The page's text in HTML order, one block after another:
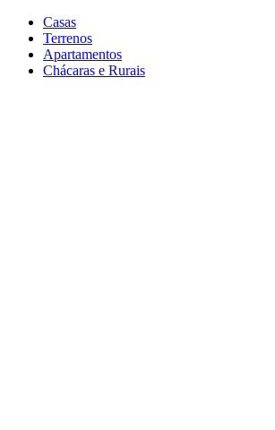
Casas
Terrenos
Apartamentos
Chácaras e Rurais